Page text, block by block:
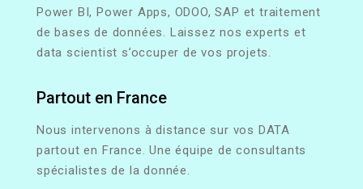
Power BI, Power Apps, ODOO, SAP et traitement
de bases de données. Laissez nos experts et
data scientist s’occuper de vos projets.
Partout en France
Nous intervenons à distance sur vos DATA
partout en France. Une équipe de consultants
spécialistes de la donnée.